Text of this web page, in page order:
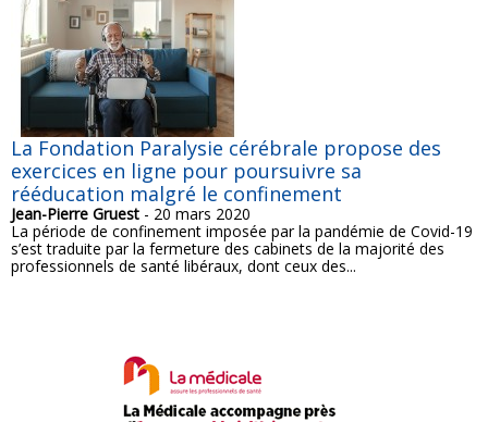
La Fondation Paralysie cérébrale propose des
exercices en ligne pour poursuivre sa
rééducation malgré le confinement
Jean-Pierre Gruest - 20 mars 2020
La période de confinement imposée par la pandémie de Covid-19
s’est traduite par la fermeture des cabinets de la majorité des
professionnels de santé libéraux, dont ceux des...